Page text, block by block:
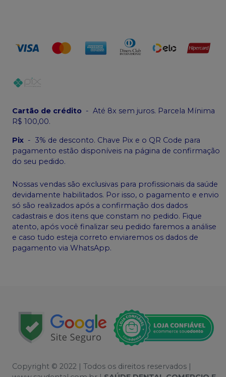
Cartão de crédito - Até 8x sem juros. Parcela Mínima
R$ 100,00.
Pix - 3% de desconto. Chave Pix e o QR Code para
pagamento estão disponíveis na página de confirmação
do seu pedido.
Nossas vendas são exclusivas para profissionais da saúde
devidamente habilitados. Por isso, o pagamento e envio
só são realizados após a confirmação dos dados
cadastrais e dos itens que constam no pedido. Fique
atento, após você finalizar seu pedido faremos a análise
e caso tudo esteja correto enviaremos os dados de
pagamento via WhatsApp.
Copyright © 2022 | Todos os direitos reservados |